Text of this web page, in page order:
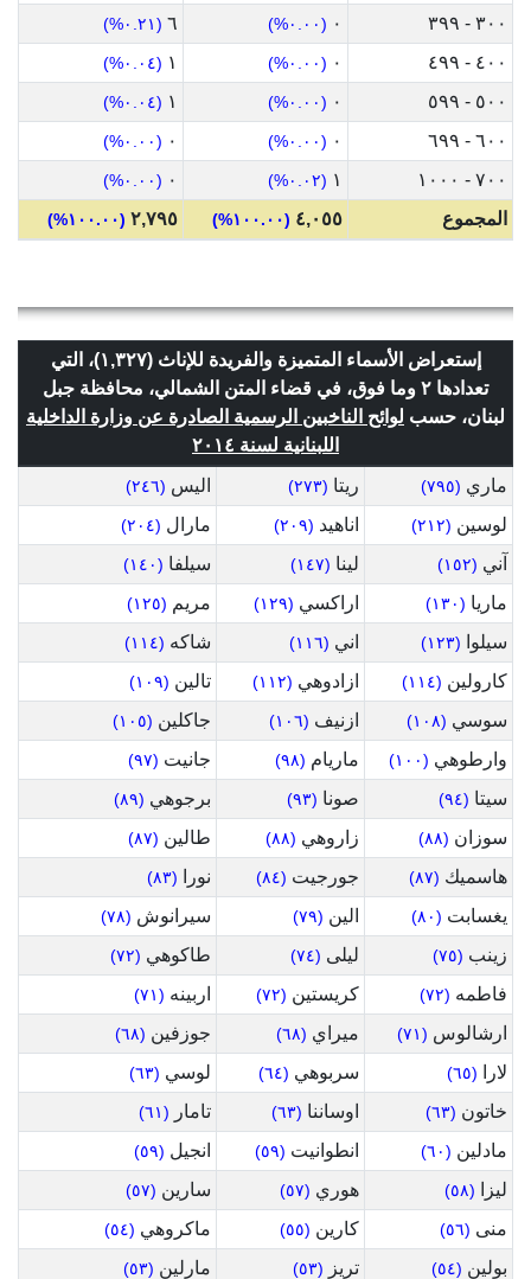
٣٠٠ - ٣٩٩ ٠ (٠.٠٠%) ٦ (٠.٢١%)
٤٠٠ - ٤٩٩ ٠ (٠.٠٠%) ١ (٠.٠٤%)
٥٠٠ - ٥٩٩ ٠ (٠.٠٠%) ١ (٠.٠٤%)
٦٠٠ - ٦٩٩ ٠ (٠.٠٠%) ٠ (٠.٠٠%)
٧٠٠ - ١٠٠٠ ١ (٠.٠٢%) ٠ (٠.٠٠%)
المجموع ٤,٠٥٥ (١٠٠.٠٠%) ٢,٧٩٥ (١٠٠.٠٠%)
إستعراض الأسماء المتميزة والفريدة للإناث (١,٣٢٧)، التي
تعدادها ٢ وما فوق، في قضاء المتن الشمالي، محافظة جبل
لبنان، حسب لوائح الناخبين الرسمية الصادرة عن وزارة الداخلية
اللبنانية لسنة ٢٠١٤
ماري (٧٩٥) ريتا (٢٧٣) اليس (٢٤٦)
لوسين (٢١٢) اناهيد (٢٠٩) مارال (٢٠٤)
آني (١٥٢) لينا (١٤٧) سيلفا (١٤٠)
ماريا (١٣٠) اراكسي (١٢٩) مريم (١٢٥)
سيلوا (١٢٣) اني (١١٦) شاكه (١١٤)
كارولين (١١٤) ازادوهي (١١٢) تالين (١٠٩)
سوسي (١٠٨) ازنيف (١٠٦) جاكلين (١٠٥)
وارطوهي (١٠٠) ماريام (٩٨) جانيت (٩٧)
سيتا (٩٤) صونا (٩٣) برجوهي (٨٩)
سوزان (٨٨) زاروهي (٨٨) طالين (٨٧)
هاسميك (٨٧) جورجيت (٨٤) نورا (٨٣)
يغسابت (٨٠) الين (٧٩) سيرانوش (٧٨)
زينب (٧٥) ليلى (٧٤) طاكوهي (٧٢)
فاطمه (٧٢) كريستين (٧٢) اربينه (٧١)
ارشالوس (٧١) ميراي (٦٨) جوزفين (٦٨)
لارا (٦٥) سربوهي (٦٤) لوسي (٦٣)
خاتون (٦٣) اوساننا (٦٣) تامار (٦١)
مادلين (٦٠) انطوانيت (٥٩) انجيل (٥٩)
ليزا (٥٨) هوري (٥٧) سارين (٥٧)
منى (٥٦) كارين (٥٥) ماكروهي (٥٤)
بولين (٥٤) تريز (٥٣) مارلين (٥٣)